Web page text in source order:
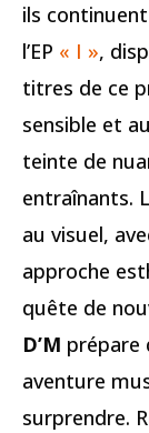
ils
l’EP « I »,
titres de ce
sensible et
teinte de
entraînants.
au visuel,
approche
quête de
D’M prépare
aventure
surprendre.